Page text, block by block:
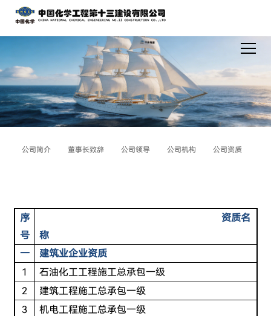
公司简介 董事长致辞 公司领导 公司机构 公司资质
序
号
资质名
称
一
建筑业企业资质
1
石油化工工程施工总承包一级
2
建筑工程施工总承包一级
3
机电工程施工总承包一级